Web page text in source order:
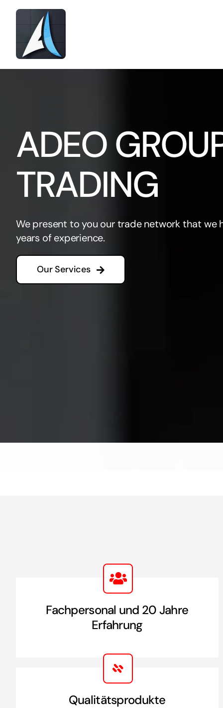
Skip
content
ADEO
TRADING
We present to you our trade network that we
years of experience.
Our Services
Fachpersonal und 20 Jahre
Erfahrung
Qualitätsprodukte